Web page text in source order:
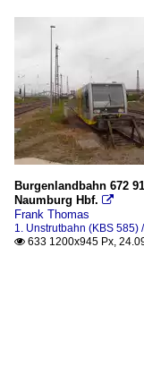
Burgenlandbahn 672
Naumburg Hbf. 
Frank Thomas
1. Unstrutbahn (KBS 585)
 633 1200x945 Px,